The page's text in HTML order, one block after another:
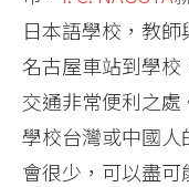
日本語學校，教
名古屋車站到學
交通非常便利之
學校台灣或中國
會很少，可以盡